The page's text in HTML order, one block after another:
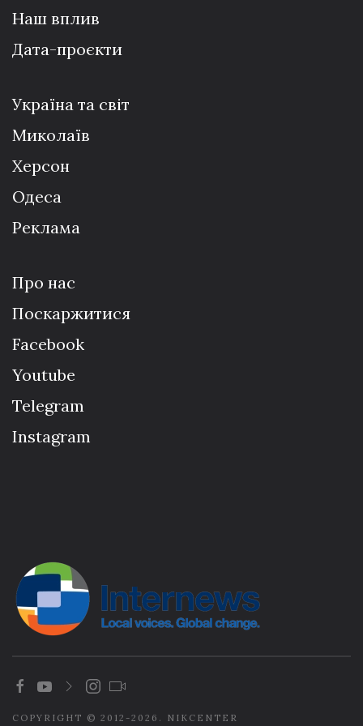
Наш вплив
Дата-проєкти
Україна та світ
Миколаїв
Херсон
Одеса
Реклама
Про нас
Поскаржитися
Facebook
Youtube
Telegram
Instagram
COPYRIGHT © 2012-2026. NIKCENTER